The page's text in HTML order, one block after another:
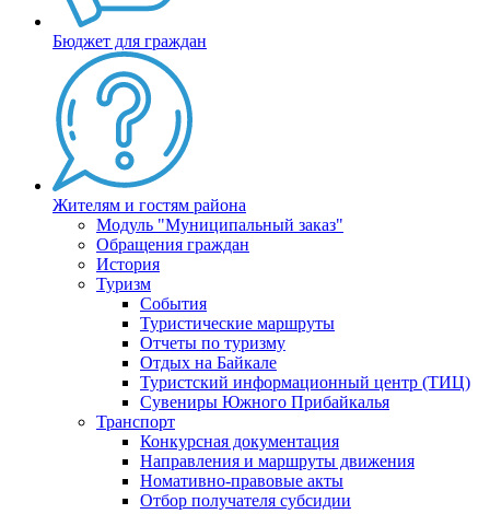
Бюджет для граждан
Жителям и гостям района
Модуль "Муниципальный заказ"
Обращения граждан
История
Туризм
События
Туристические маршруты
Отчеты по туризму
Отдых на Байкале
Туристский информационный центр (ТИЦ)
Сувениры Южного Прибайкалья
Транспорт
Конкурсная документация
Направления и маршруты движения
Номативно-правовые акты
Отбор получателя субсидии